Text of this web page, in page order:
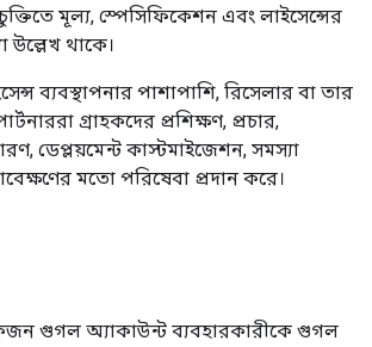
মূল্য, স্পেসিফিকেশন এবং লাইসেন্সের
উল্লেখ থাকে।
ব্যবস্থাপনার পাশাপাশি, রিসেলার বা তার
গ্রাহকদের প্রশিক্ষণ, প্রচার,
ডেপ্লয়মেন্ট কাস্টমাইজেশন, সমস্যা
মতো পরিষেবা প্রদান করে।
গুগল অ্যাকাউন্ট ব্যবহারকারীকে গুগল